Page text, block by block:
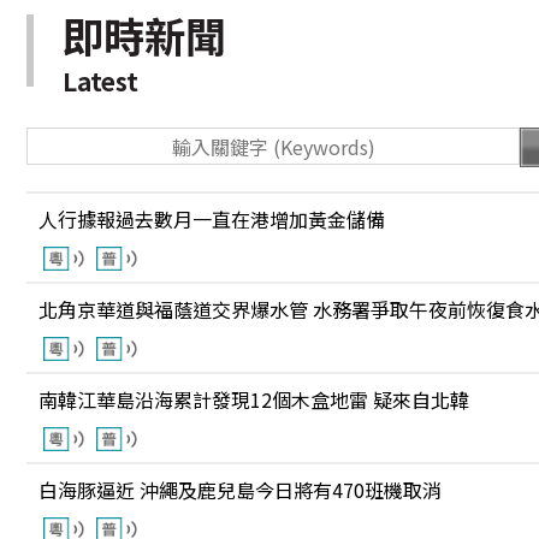
即時新聞
Latest
人行據報過去數月一直在港增加黃金儲備
北角京華道與福蔭道交界爆水管 水務署爭取午夜前恢復食
南韓江華島沿海累計發現12個木盒地雷 疑來自北韓
白海豚逼近 沖繩及鹿兒島今日將有470班機取消